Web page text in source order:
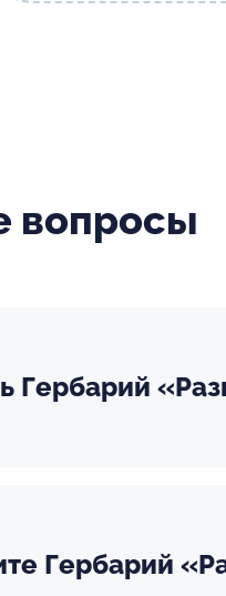
вопросы
Гербарий
Гербарий